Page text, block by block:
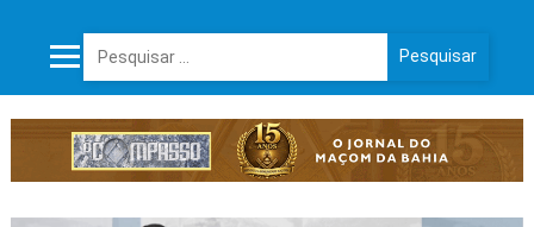
Pesquisar por: